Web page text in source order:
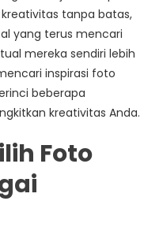
tanpa batas,
yang terus mencari
mereka sendiri lebih
inspirasi foto
beberapa
kreativitas Anda.
Foto